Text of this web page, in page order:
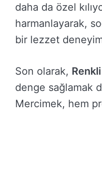
daha da özel
harmanlayarak,
bir lezzet
Son olarak,
denge sağlamak
Mercimek, hem